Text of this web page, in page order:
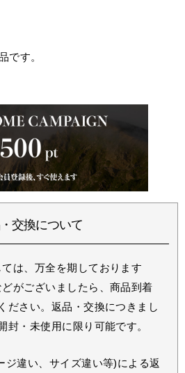
です。
交換について
は、万全を期しております
がございましたら、商品到着
ださい。返品・交換につきまし
封・未使用に限り可能です。
ジ違い、サイズ違い等)による返